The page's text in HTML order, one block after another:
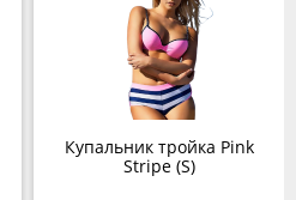
Купальник тройка Pink
Stripe (S)